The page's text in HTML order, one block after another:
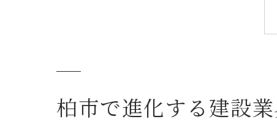
柏市で進化する建設